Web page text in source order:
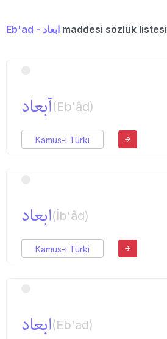
Eb'ad - ابعاد maddesi sözlük listesi
آبعاد(Eb'âd)
Kamus-ı Türki
ابعاد(İb'âd)
Kamus-ı Türki
ابعاد(Eb'ad)